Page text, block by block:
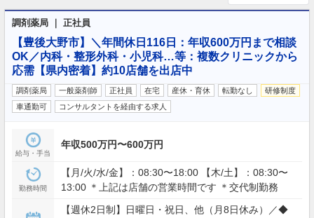
調剤薬局 ｜ 正社員
【豊後大野市】＼年間休日116日：年収600万円まで相談
OK／内科・整形外科・小児科…等：複数クリニックから
応需【県内密着】約10店舗を出店中
調剤薬局 一般薬剤師 正社員 在宅 産休・育休 転勤なし
研修制度
車通勤可
コンサルタントを経由する求人
給与・手当
年収500万円〜600万円
勤務時間
【月/火/水/金】：08:30〜18:00 【木/土】：08:30〜
13:00 ＊上記は店舗の営業時間です ＊交代制勤務
【週休2日制】日曜日・祝日、他（月8日休み）／◆